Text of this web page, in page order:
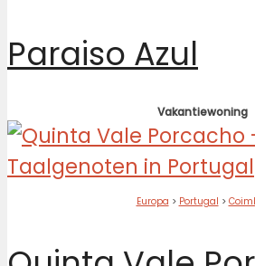
Paraiso Azul
Vakantiewoning
Europa > Portugal >